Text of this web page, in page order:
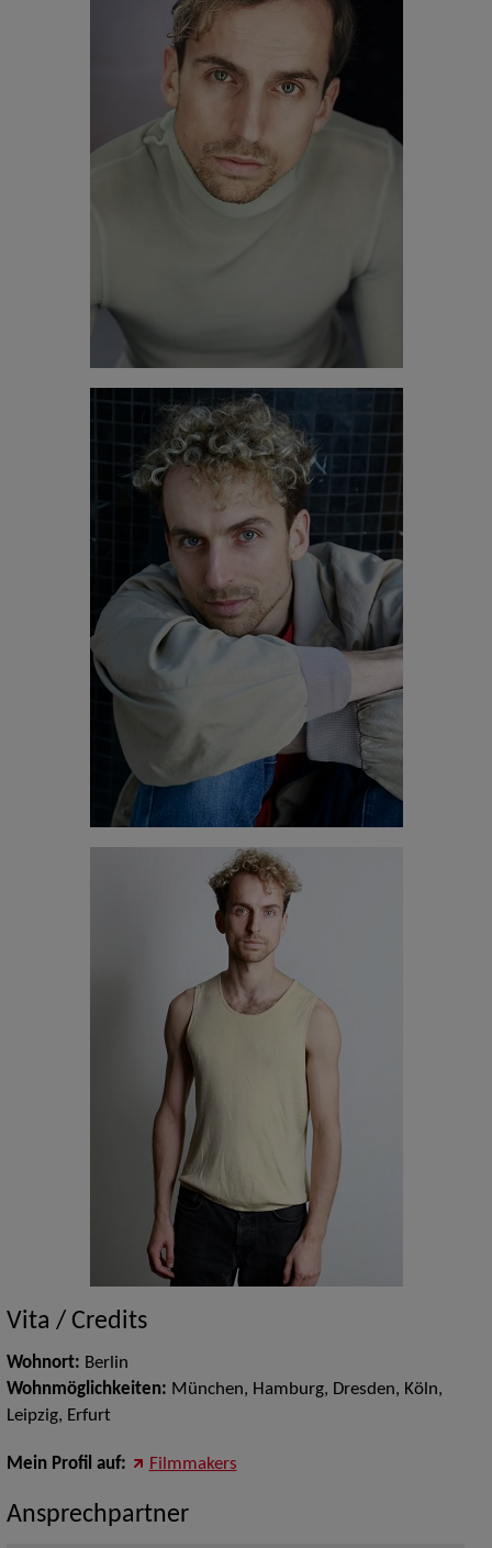
Vita / Credits
Wohnort: Berlin
Wohnmöglichkeiten: München, Hamburg, Dresden, Köln,
Leipzig, Erfurt
Mein Profil auf: Filmmakers
Ansprechpartner